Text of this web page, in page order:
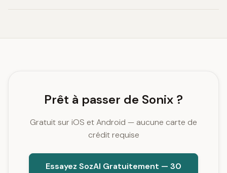
Prêt à passer de Sonix ?
Gratuit sur iOS et Android — aucune carte de
crédit requise
Essayez SozAI Gratuitement — 30